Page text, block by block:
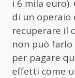
i 6 mila
di un operaio
recuperare il
non può
per pagare
effetti come